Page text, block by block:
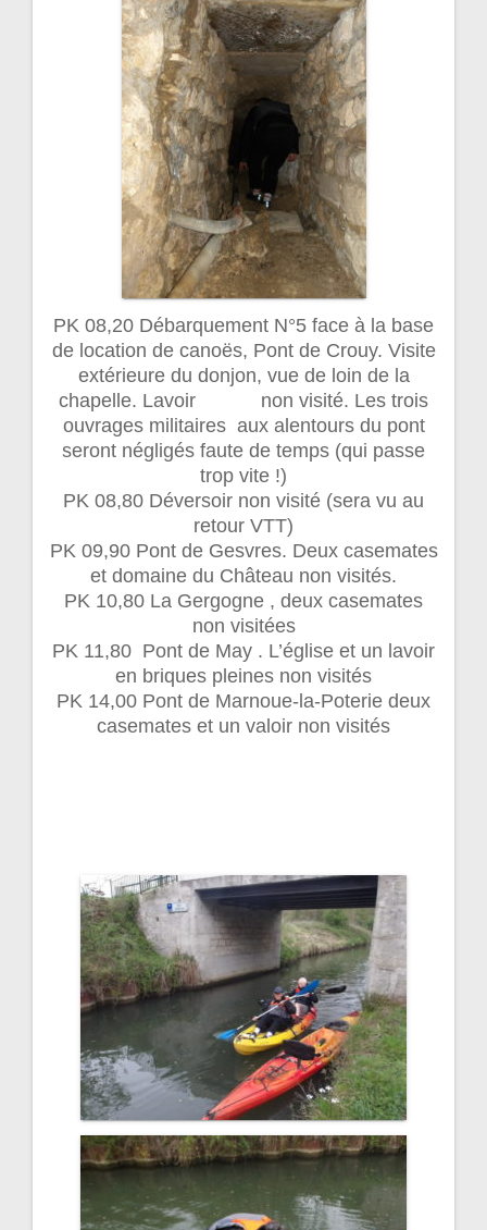
PK 08,20 Débarquement N°5 face à la base
de location de canoës, Pont de Crouy. Visite
extérieure du donjon, vue de loin de la
chapelle. Lavoir non visité. Les trois
ouvrages militaires aux alentours du pont
seront négligés faute de temps (qui passe
trop vite !)
PK 08,80 Déversoir non visité (sera vu au
retour VTT)
PK 09,90 Pont de Gesvres. Deux casemates
et domaine du Château non visités.
PK 10,80 La Gergogne , deux casemates
non visitées
PK 11,80 Pont de May . L’église et un lavoir
en briques pleines non visités
PK 14,00 Pont de Marnoue-la-Poterie deux
casemates et un valoir non visités